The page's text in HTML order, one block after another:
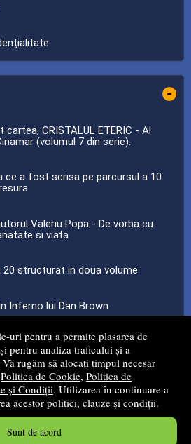
uri pentru a permite plasarea de
pentru analiza traficului și a
rugăm să alocați timpul necesar
Politica de Cookie, Politica de
și Condiții. Utilizarea în continuare a
acestor politici, clauze și condiții.
Sunt de acord
-
cartea, CRISTALUL ETERIC - Al
(volumul 7 din serie).
ce a fost scrisa pe parcursul a 10
Valeriu Popa - De vorba cu
si viata
20 structurat in doua volume
Inferno lui Dan Brown
Mg Net Distribution Srl
creat deVital Soft